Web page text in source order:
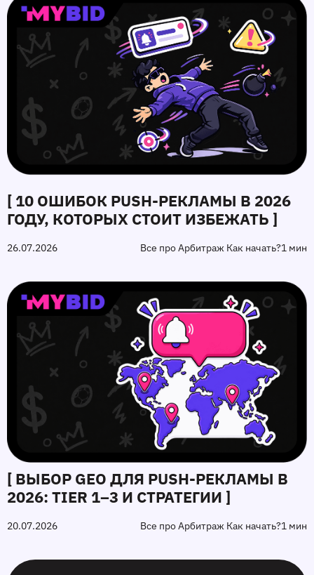
[ 10 ОШИБОК PUSH‑РЕКЛАМЫ В 2026
ГОДУ, КОТОРЫХ СТОИТ ИЗБЕЖАТЬ ]
26.07.2026 Все про Арбитраж Как начать?1 мин
[ ВЫБОР GEO ДЛЯ PUSH‑РЕКЛАМЫ В
2026: TIER 1–3 И СТРАТЕГИИ ]
20.07.2026 Все про Арбитраж Как начать?1 мин